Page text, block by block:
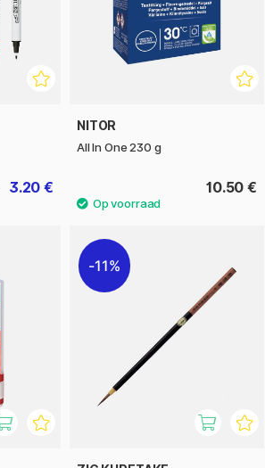
3.20 €
NITOR
All In One 230 g
10.50 €
11%